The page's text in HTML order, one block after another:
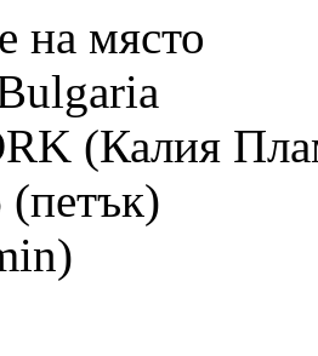
на място
(Калия